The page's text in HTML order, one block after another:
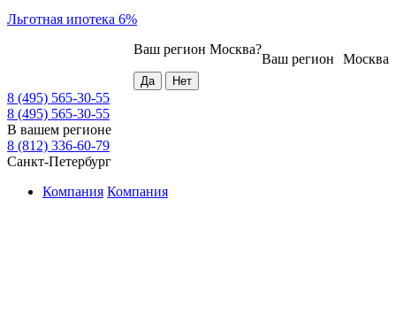
Льготная ипотека 6%
Москва
Ваш регион
Ваш регион Москва?
8 (495) 565-30-55
8 (495) 565-30-55
В вашем регионе
8 (812) 336-60-79
Санкт-Петербург
Компания Компания